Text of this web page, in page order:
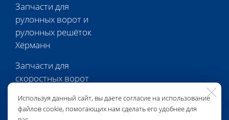
Используя данный сайт, вы даете согласие на использование
файлов cookie, помогающих нам сделать его удобнее для
Запчасти для
рулонных ворот и
рулонных решёток
Хёрманн
Запчасти для
скоростных ворот
Запчасти для